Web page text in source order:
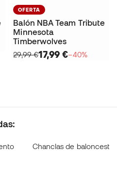
OFERTA
Balón NBA Team Tribute
Minnesota
Timberwolves
29,99 €17,99 €−40%
Chanclas de baloncesto